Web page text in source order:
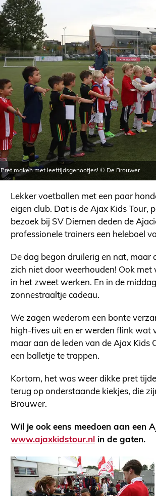
Pret maken met leeftijdsgenootjes! © De Brouwer
Lekker voetballen met een paar
eigen club. Dat is de Ajax Kids Tour,
bezoek bij SV Diemen deden de
professionele trainers een heleboel
De dag begon druilerig en nat,
zich niet door weerhouden! Ook
in het zweet werken. En in de
zonnestraaltje cadeau.
We zagen wederom een bonte
high-fives uit en er werden flink wat
maar aan de leden van de Ajax Kids
een balletje te trappen.
Kortom, het was weer dikke pret
terug op onderstaande kiekjes, die
Brouwer.
Wil je ook eens meedoen aan een
www.ajaxkidstour.nl in de gaten.